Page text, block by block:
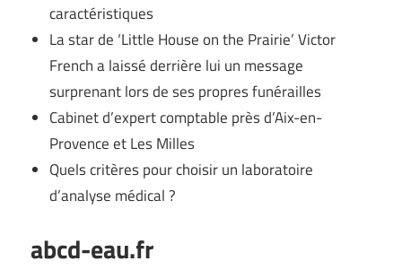
caractéristiques
La star de ‘Little House on the Prairie’ Victor
French a laissé derrière lui un message
surprenant lors de ses propres funérailles
Cabinet d’expert comptable près d’Aix-en-
Provence et Les Milles
Quels critères pour choisir un laboratoire
d’analyse médical ?
abcd-eau.fr